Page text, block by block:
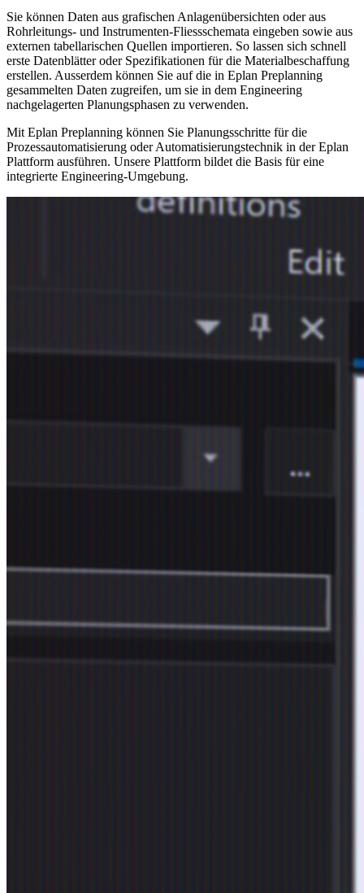
Sie können Daten aus grafischen Anlagenübersichten oder aus
Rohrleitungs- und Instrumenten-Fliessschemata eingeben sowie aus
externen tabellarischen Quellen importieren. So lassen sich schnell
erste Datenblätter oder Spezifikationen für die Materialbeschaffung
erstellen. Ausserdem können Sie auf die in Eplan Preplanning
gesammelten Daten zugreifen, um sie in dem Engineering
nachgelagerten Planungsphasen zu verwenden.
Mit Eplan Preplanning können Sie Planungsschritte für die
Prozessautomatisierung oder Automatisierungstechnik in der Eplan
Plattform ausführen. Unsere Plattform bildet die Basis für eine
integrierte Engineering-Umgebung.